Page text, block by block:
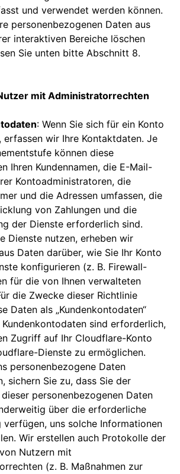
und verwendet werden können.
personenbezogenen Daten aus
interaktiven Bereiche löschen
Sie unten bitte Abschnitt 8.
mit Administratorrechten
: Wenn Sie sich für ein Konto
erfassen wir Ihre Kontaktdaten. Je
können diese
Ihren Kundennamen, die E-Mail-
Kontoadministratoren, die
und die Adressen umfassen, die
von Zahlungen und die
der Dienste erforderlich sind.
Dienste nutzen, erheben wir
Daten darüber, wie Sie Ihr Konto
konfigurieren (z. B. Firewall-
für die von Ihnen verwalteten
die Zwecke dieser Richtlinie
Daten als „Kundenkontodaten“
sind erforderlich,
Zugriff auf Ihr Cloudflare-Konto
Dienste zu ermöglichen.
personenbezogene Daten
sichern Sie zu, dass Sie der
personenbezogenen Daten
über die erforderliche
verfügen, uns solche Informationen
Wir erstellen auch Protokolle der
Nutzern mit
(z. B. Maßnahmen zur